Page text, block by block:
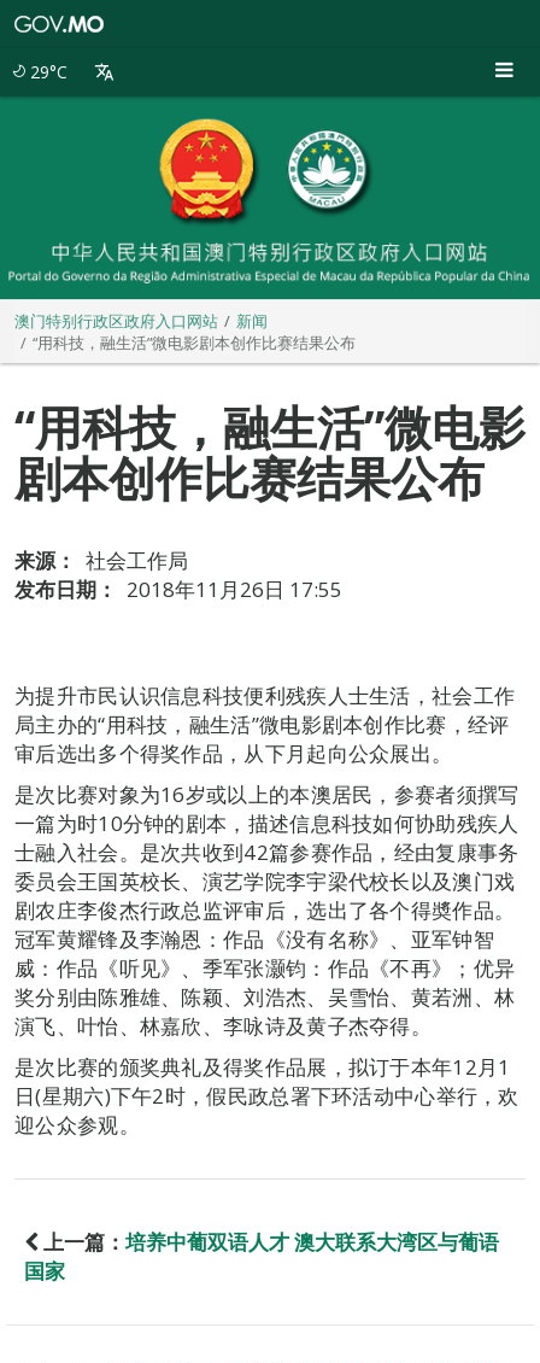
29°C
澳门特别行政区政府入口网站
新闻
“用科技，融生活”微电影剧本创作比赛结果公布
“用科技，融生活”微电影
剧本创作比赛结果公布
来源：
社会工作局
发布日期：
2018年11月26日 17:55
为提升市民认识信息科技便利残疾人士生活，社会工作
局主办的“用科技，融生活”微电影剧本创作比赛，经评
审后选出多个得奖作品，从下月起向公众展出。
是次比赛对象为16岁或以上的本澳居民，参赛者须撰写
一篇为时10分钟的剧本，描述信息科技如何协助残疾人
士融入社会。是次共收到42篇参赛作品，经由复康事务
委员会王国英校长、演艺学院李宇梁代校长以及澳门戏
剧农庄李俊杰行政总监评审后，选出了各个得奬作品。
冠军黄耀锋及李瀚恩：作品《没有名称》、亚军钟智
威：作品《听见》、季军张灏钧：作品《不再》；优异
奖分别由陈雅雄、陈颖、刘浩杰、吴雪怡、黄若洲、林
演飞、叶怡、林嘉欣、李咏诗及黄子杰夺得。
是次比赛的颁奖典礼及得奖作品展，拟订于本年12月1
日(星期六)下午2时，假民政总署下环活动中心举行，欢
迎公众参观。
上一篇： 培养中葡双语人才 澳大联系大湾区与葡语
国家